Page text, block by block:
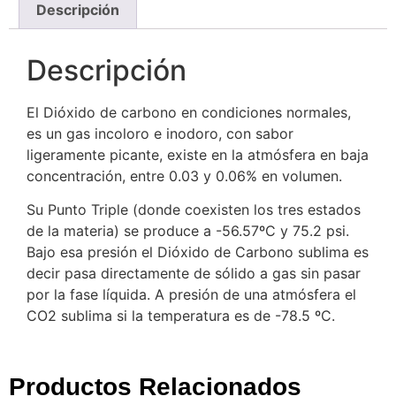
Descripción
Descripción
El Dióxido de carbono en condiciones normales,
es un gas incoloro e inodoro, con sabor
ligeramente picante, existe en la atmósfera en baja
concentración, entre 0.03 y 0.06% en volumen.
Su Punto Triple (donde coexisten los tres estados
de la materia) se produce a -56.57ºC y 75.2 psi.
Bajo esa presión el Dióxido de Carbono sublima es
decir pasa directamente de sólido a gas sin pasar
por la fase líquida. A presión de una atmósfera el
CO2 sublima si la temperatura es de -78.5 ºC.
Productos Relacionados